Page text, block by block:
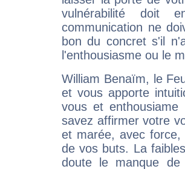
vulnérabilité doit
communication ne
bon du concret s'il
l'enthousiasme ou le
William Benaïm, le
et vous apporte
vous et
savez affirmer votre
et marée, avec
de vos buts. La
doute le manque